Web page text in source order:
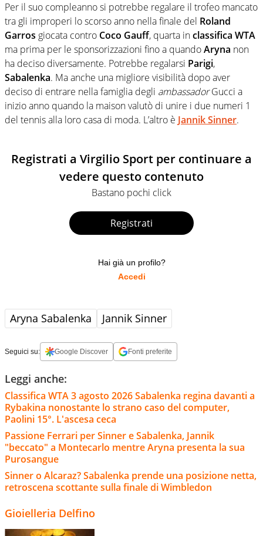
Per il suo compleanno si potrebbe regalare il trofeo mancato
tra gli improperi lo scorso anno nella finale del Roland
Garros giocata contro Coco Gauff, quarta inclassifica WTA
ma prima per le sponsorizzazioni fino a quandoAryna non
ha deciso diversamente. Potrebbe regalarsi Parigi,
Sabalenka. Ma anche una migliore visibilità dopo aver
deciso di entrare nella famiglia degli ambassadorGucci a
inizio anno quando la maison valutò di unire i due numeri 1
del tennis alla loro casa di moda. L’altro è Jannik Sinner.
Registrati a Virgilio Sport per continuare a
vedere questo contenuto
Bastano pochi click
Registrati
Hai già un profilo?
Accedi
Aryna Sabalenka Jannik Sinner
Seguici su: Google Discover Fonti preferite
Leggi anche:
Classifica WTA 3 agosto 2026 Sabalenka regina davanti a
Rybakina nonostante lo strano caso del computer,
Paolini 15°. L'ascesa ceca
Passione Ferrari per Sinner e Sabalenka, Jannik
"beccato" a Montecarlo mentre Aryna presenta la sua
Purosangue
Sinner o Alcaraz? Sabalenka prende una posizione netta,
retroscena scottante sulla finale di Wimbledon
Gioielleria Delfino